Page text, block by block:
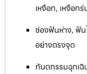
เหงือก, เหงือกร่
ช่องฟันห่าง, ฟัน
อย่างตรงจุด
ทันตกรรมฉุกเฉิ